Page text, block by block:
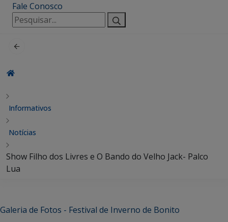
Fale Conosco
Pesquisar
por:
Informativos
Notícias
Show Filho dos Livres e O Bando do Velho Jack- Palco
Lua
Galeria de Fotos - Festival de Inverno de Bonito